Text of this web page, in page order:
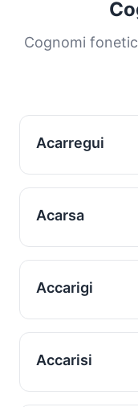
Cognomi
Acarregui
Acarsa
Accarigi
Accarisi